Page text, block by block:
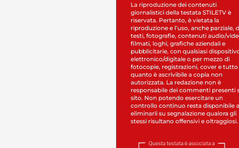
La riproduzione dei contenuti
giornalistici della testata STILETV è
riservata. Pertanto, è vietata la
riproduzione e l’uso, anche parziale,
testi, fotografie, contenuti audio/
filmati, loghi, grafiche aziendali e
pubblicitarie, con qualsiasi
elettronico/digitale o per mezzo di
fotocopie, registrazioni, cover e tutto
quanto è ascrivibile a copia non
autorizzata. La redazione non è
responsabile dei commenti presenti
sito. Non potendo esercitare un
controllo continuo resta disponibile
eliminarli su segnalazione qualora gli
stessi risultano offensivi e oltraggiosi.